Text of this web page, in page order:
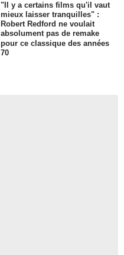
"Il y a certains films qu'il vaut
mieux laisser tranquilles" :
Robert Redford ne voulait
absolument pas de remake
pour ce classique des années
70